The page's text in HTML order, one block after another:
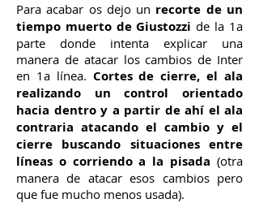
Para acabar os dejo un recorte de un
tiempo muerto de Giustozzide la 1a
parte donde intenta explicar una
manera de atacar los cambios de Inter
en 1a línea. Cortes de cierre, el ala
realizando un control orientado
hacia dentro y a partir de ahí el ala
contraria atacando el cambio y el
cierre buscando situaciones entre
líneas o corriendo a la pisada (otra
manera de atacar esos cambios pero
que fue mucho menos usada).